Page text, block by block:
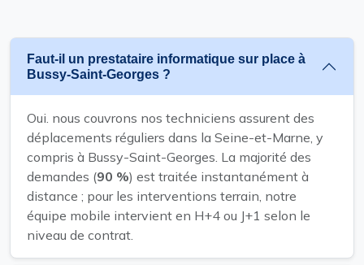
Faut-il un prestataire informatique sur place à
Bussy-Saint-Georges ?
Oui. nous couvrons nos techniciens assurent des
déplacements réguliers dans la Seine-et-Marne, y
compris à Bussy-Saint-Georges. La majorité des
demandes (90 %) est traitée instantanément à
distance ; pour les interventions terrain, notre
équipe mobile intervient en H+4 ou J+1 selon le
niveau de contrat.